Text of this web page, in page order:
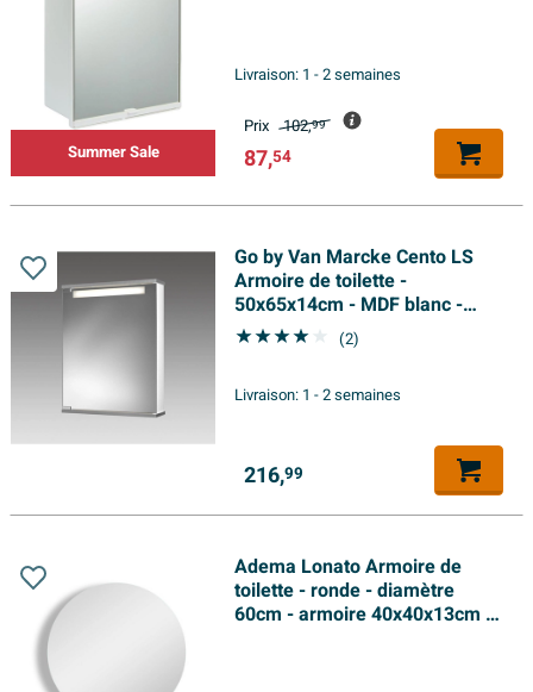
Summer Sale
Livraison: 1 - 2 semaines
Prix 102,99
87,54
Go by Van Marcke Cento LS
Armoire de toilette -
50x65x14cm - MDF blanc -
lampe T5 8W - porte miroir en
verre cristal - fenêtre
en verre réglables - 1 prise
(2)
Livraison: 1 - 2 semaines
216,99
Adema Lonato Armoire de
toilette - ronde - diamètre
60cm - armoire 40x40x13cm -